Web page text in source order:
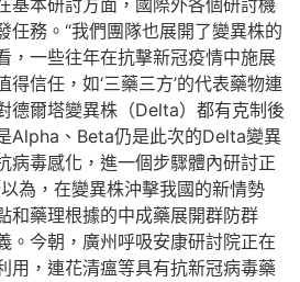
本研討方面，國際外各個研討機
任務。“我們團隊也展開了變異株的
，一些往年在抗擊新冠疫情中施展
信任，如‘三藥三方’的代表藥物連
德爾塔變異株（Delta）都有克制後
Alpha、Beta仍是此次的Delta變異
病毒感化，進一個步驟體內研討正
為，在變異株沖擊我國的新情勢
和藥理根據的中成藥展開群防群
。今朝，廣州呼吸安康研討院正在
用，連花清瘟等具有抗新冠病毒藥